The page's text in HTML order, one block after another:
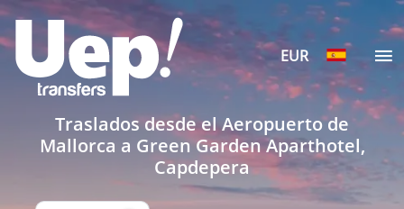
EUR
Traslados desde el Aeropuerto de
Mallorca a Green Garden Aparthotel,
Capdepera